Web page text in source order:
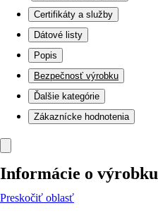
Certifikáty a služby
Dátové listy
Popis
Bezpečnosť výrobku
Ďalšie kategórie
Zákaznícke hodnotenia
Informácie o výrobku
Preskočiť oblasť